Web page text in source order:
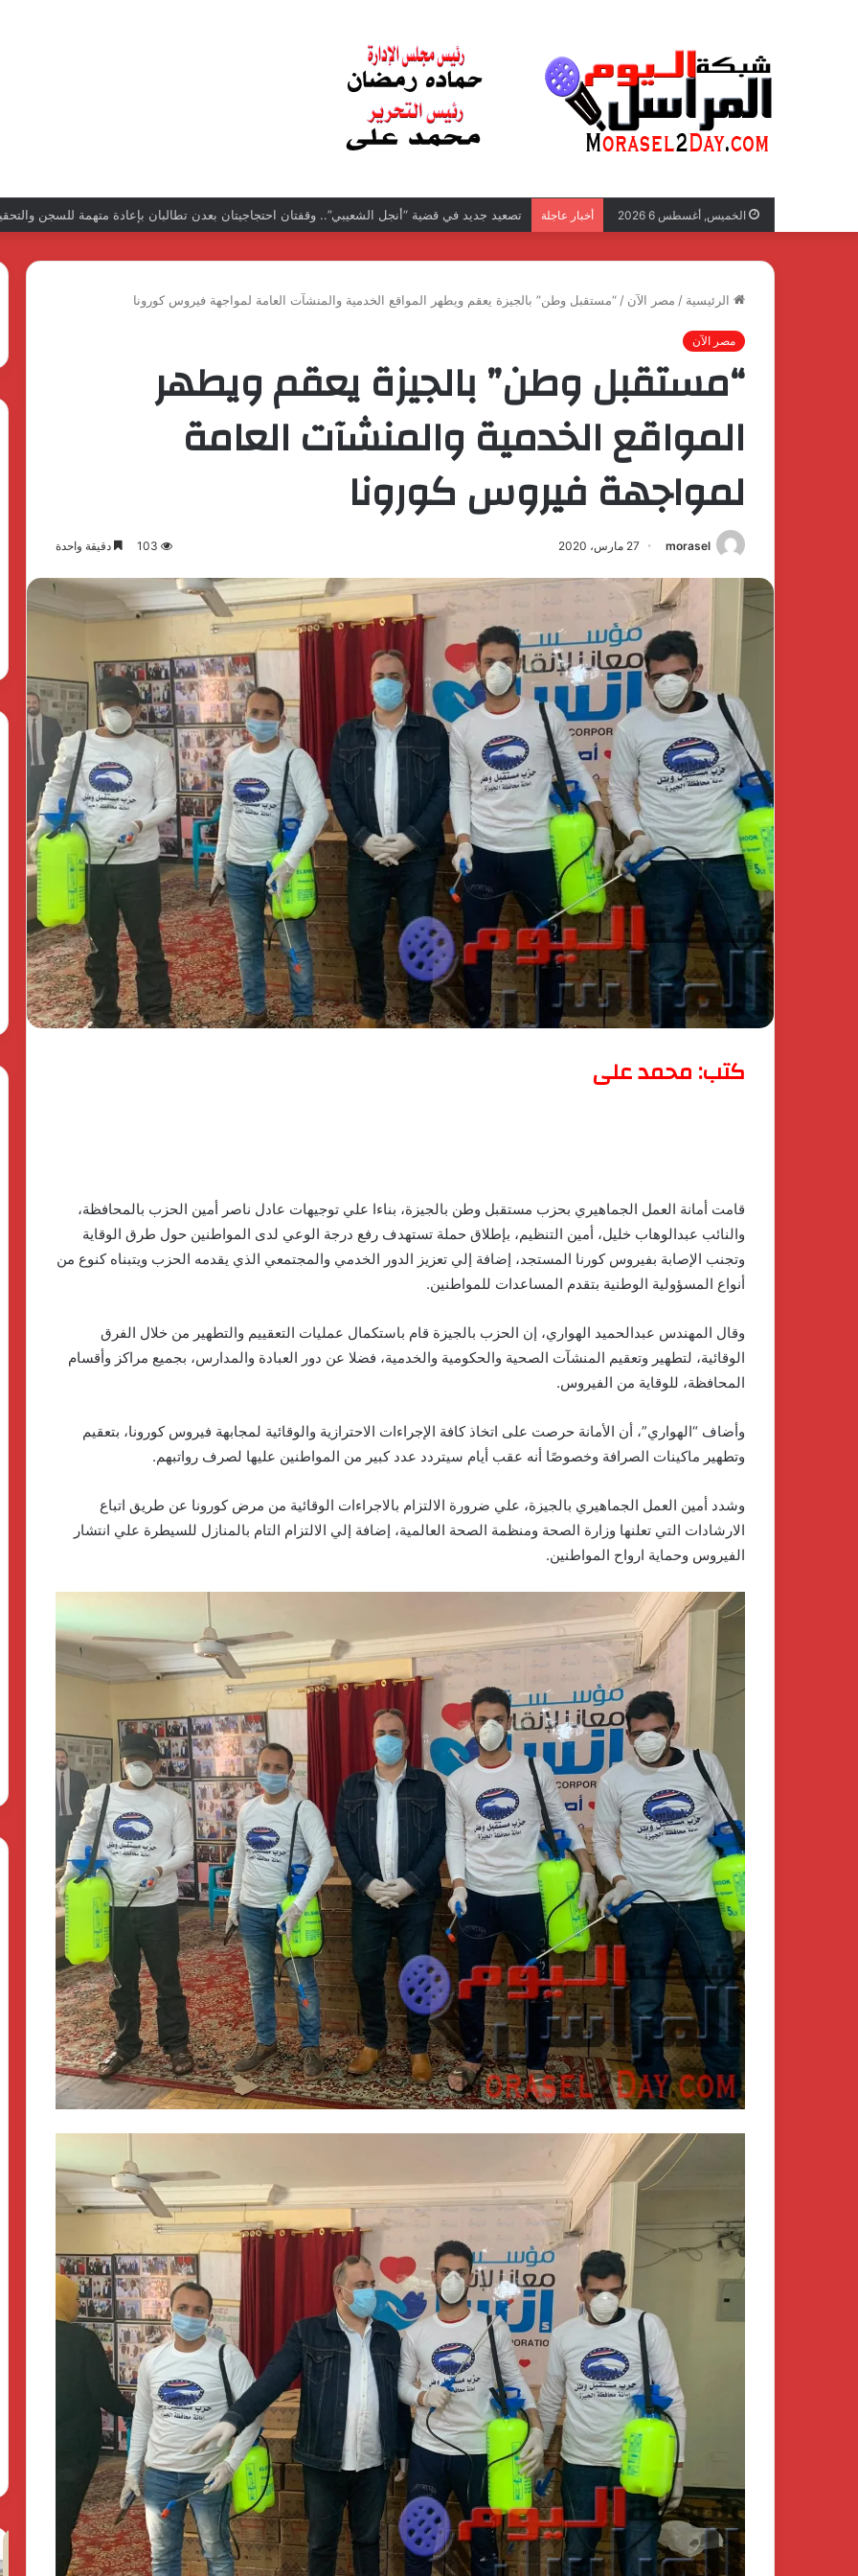
الخميس, أغسطس 6 2026 أخبار عاجلة تصعيد جديد في قضية “أنجل الشعيبي”.. وقفتان احتجاجيتان بعدن تطالبان بإعادة متهمة للسجن
الرئيسية / مصر الآن / “مستقبل وطن” بالجيزة يعقم ويطهر المواقع الخدمية والمنشآت العامة لمواجهة فيروس كورونا
مصر الآن
“مستقبل وطن” بالجيزة يعقم ويطهر
المواقع الخدمية والمنشآت العامة
لمواجهة فيروس كورونا
morasel 27 مارس، 2020 103 دقيقة واحدة
كتب: محمد على
قامت أمانة العمل الجماهيري بحزب مستقبل وطن بالجيزة، بناءا علي توجيهات عادل ناصر أمين الحزب بالمحافظة،
والنائب عبدالوهاب خليل، أمين التنظيم، بإطلاق حملة تستهدف رفع درجة الوعي لدى المواطنين حول طرق الوقاية
وتجنب الإصابة بفيروس كورنا المستجد، إضافة إلي تعزيز الدور الخدمي والمجتمعي الذي يقدمه الحزب ويتبناه كنوع من
أنواع المسؤولية الوطنية بتقدم المساعدات للمواطنين.
وقال المهندس عبدالحميد الهواري، إن الحزب بالجيزة قام باستكمال عمليات التعقييم والتطهير من خلال الفرق
الوقائية، لتطهير وتعقيم المنشآت الصحية والحكومية والخدمية، فضلا عن دور العبادة والمدارس، بجميع مراكز وأقسام
المحافظة، للوقاية من الفيروس.
وأضاف “الهواري”، أن الأمانة حرصت على اتخاذ كافة الإجراءات الاحترازية والوقائية لمجابهة فيروس كورونا، بتعقيم
وتطهير ماكينات الصرافة وخصوصًا أنه عقب أيام سيتردد عدد كبير من المواطنين عليها لصرف رواتبهم.
وشدد أمين العمل الجماهيري بالجيزة، علي ضرورة الالتزام بالاجراءات الوقائية من مرض كورونا عن طريق اتباع
الارشادات التي تعلنها وزارة الصحة ومنظمة الصحة العالمية، إضافة إلي الالتزام التام بالمنازل للسيطرة علي انتشار
الفيروس وحماية ارواح المواطنين.
اكتشف
الفخامة
والهدوء
في
كومباوند
نسيم
بالشيخ
زايد
أحدث
مشروعات
شركة
جولدن
1 يناير، 2026
اكتشف الفخامة والهدوء في
كومباوند نسيم بالشيخ زايد أحدث
مشروعات شركة جولدن لاند
The
First
Group
وPulse
Developments
توقعان
شراكة
استراتيجية
لإطلاق
منصة
متكاملة
لتطوير
منذ 4 أسابيع
The First Group وPulse
Developments توقعان شراكة
استراتيجية لإطلاق منصة متكاملة
لتطوير وتشغيل مشاريع الضيافة في
مصر
الدكتور
محسن
كردان
جولد